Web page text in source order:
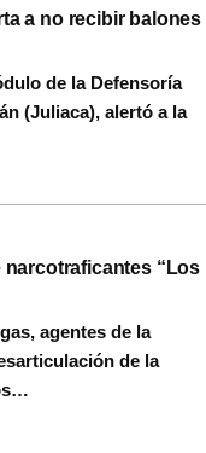
a no recibir balones
de la Defensoría
(Juliaca), alertó a la
“Los
agentes de la
de la